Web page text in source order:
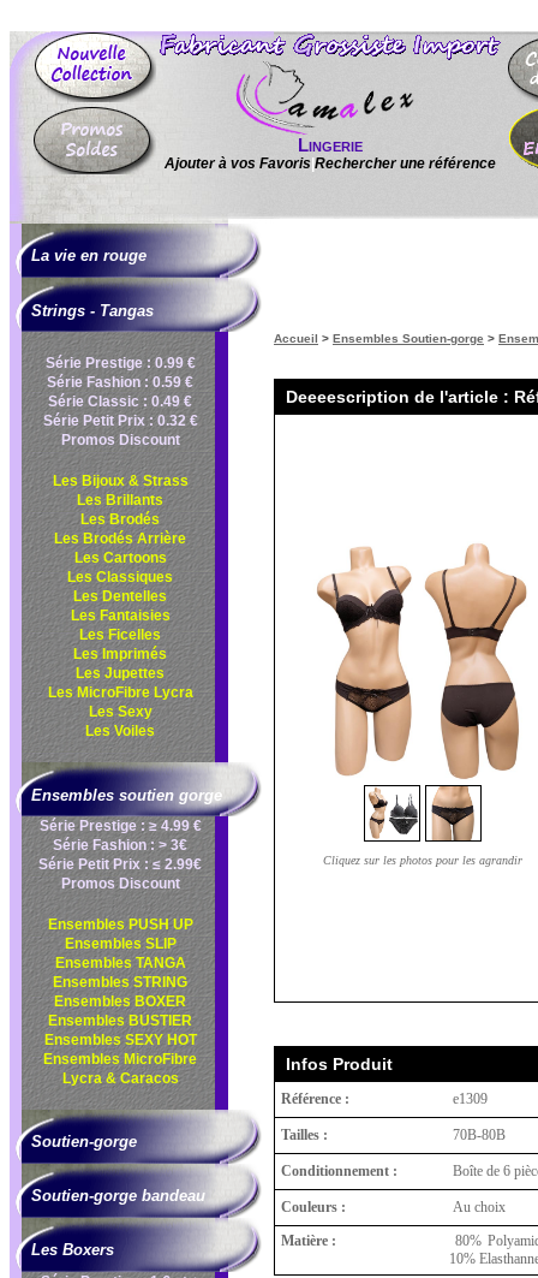
Lingerie
Ajouter à vos Favoris Rechercher une référence
La vie en rouge
Strings - Tangas
Série Prestige : 0.99 €
Série Fashion : 0.59 €
Série Classic : 0.49 €
Série Petit Prix : 0.32 €
Promos Discount
Les Bijoux & Strass
Les Brillants
Les Brodés
Les Brodés Arrière
Les Cartoons
Les Classiques
Les Dentelles
Les Fantaisies
Les Ficelles
Les Imprimés
Les Jupettes
Les MicroFibre Lycra
Les Sexy
Les Voiles
Ensembles soutien gorge
Série Prestige : ≥ 4.99 €
Série Fashion : > 3€
Série Petit Prix : ≤ 2.99€
Promos Discount
Ensembles PUSH UP
Ensembles SLIP
Ensembles TANGA
Ensembles STRING
Ensembles BOXER
Ensembles BUSTIER
Ensembles SEXY HOT
Ensembles MicroFibre
Lycra & Caracos
Soutien-gorge
Soutien-gorge bandeau
Les Boxers
Accueil > Ensembles Soutien-gorge >
Deeeescription de l'article :
Cliquez sur les photos pour les agrandir
Infos Produit
Référence : e1309
Tailles : 70B-80B
Conditionnement : Boîte de 6
Couleurs :
Au choix
Matière :
80%
10%